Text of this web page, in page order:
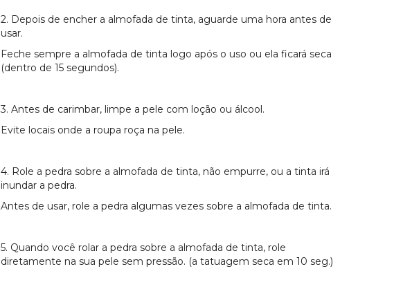
2. Depois de encher a almofada de tinta, aguarde uma hora antes de
usar.
Feche sempre a almofada de tinta logo após o uso ou ela ficará seca
(dentro de 15 segundos).
3. Antes de carimbar, limpe a pele com loção ou álcool.
Evite locais onde a roupa roça na pele.
4. Role a pedra sobre a almofada de tinta, não empurre, ou a tinta irá
inundar a pedra.
Antes de usar, role a pedra algumas vezes sobre a almofada de tinta.
5. Quando você rolar a pedra sobre a almofada de tinta, role
diretamente na sua pele sem pressão. (a tatuagem seca em 10 seg.)